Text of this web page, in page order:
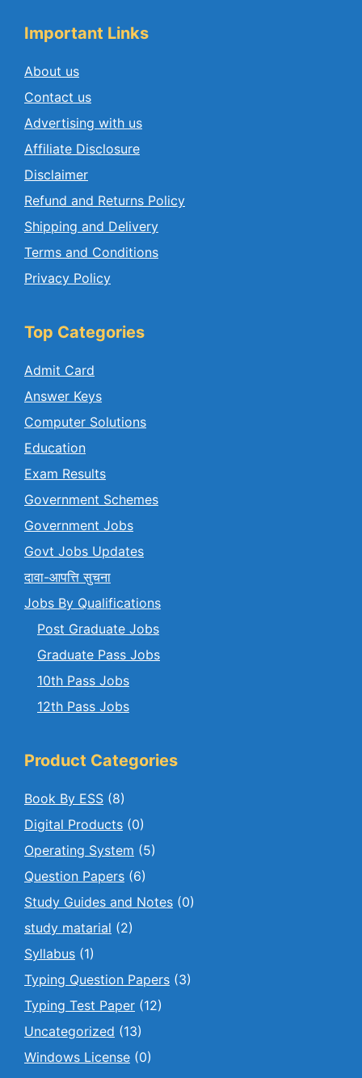
Important Links
About us
Contact us
Advertising with us
Affiliate Disclosure
Disclaimer
Refund and Returns Policy
Shipping and Delivery
Terms and Conditions
Privacy Policy
Top Categories
Admit Card
Answer Keys
Computer Solutions
Education
Exam Results
Government Schemes
Government Jobs
Govt Jobs Updates
दावा-आपत्ति सुचना
Jobs By Qualifications
Post Graduate Jobs
Graduate Pass Jobs
10th Pass Jobs
12th Pass Jobs
Product Categories
Book By ESS (8)
Digital Products (0)
Operating System (5)
Question Papers (6)
Study Guides and Notes (0)
study matarial (2)
Syllabus (1)
Typing Question Papers (3)
Typing Test Paper (12)
Uncategorized (13)
Windows License (0)